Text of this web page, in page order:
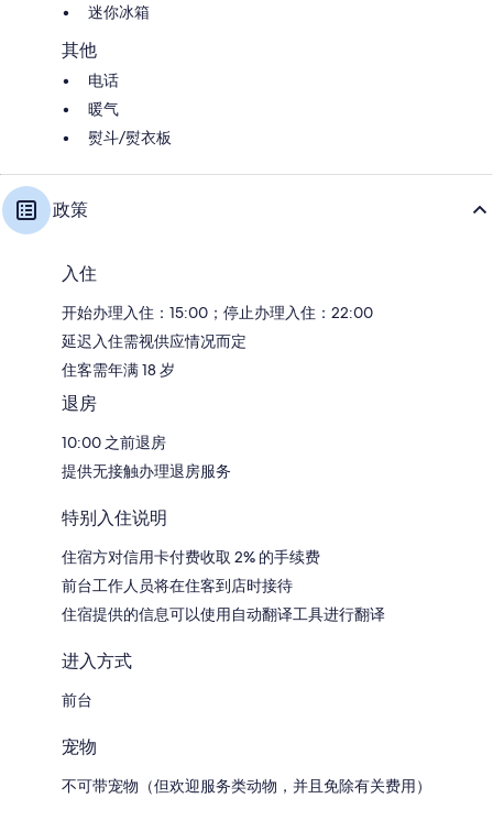
迷你冰箱
其他
电话
暖气
熨斗/熨衣板
政策
入住
开始办理入住：15:00；停止办理入住：22:00
延迟入住需视供应情况而定
住客需年满 18 岁
退房
10:00 之前退房
提供无接触办理退房服务
特别入住说明
住宿方对信用卡付费收取 2% 的手续费
前台工作人员将在住客到店时接待
住宿提供的信息可以使用自动翻译工具进行翻译
进入方式
前台
宠物
不可带宠物（但欢迎服务类动物，并且免除有关费用）